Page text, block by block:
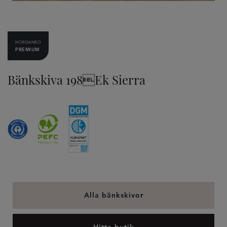
Bänkskiva 198Ek Sierra
NORDANRO
PREMIUM
Alla bänkskivor